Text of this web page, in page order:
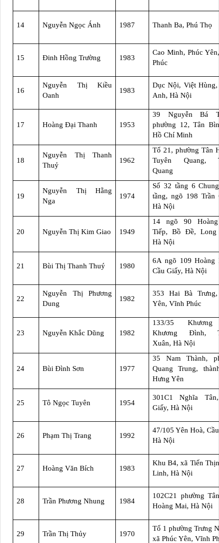
14 Nguyễn Ngọc Ánh 1987 Thanh Ba, Phú Thọ
15 Đinh Hồng Trường 1983
Cao Minh, Phúc
Phúc
16
Nguyễn Thị Kiều
Oanh
1983
Dục Nội, Việt
Anh, Hà Nội
17 Hoàng Đại Thanh 1953
39 Nguyễn Bá
phường 12, Tân
Hồ Chí Minh
18
Nguyễn Thị Thanh
Thuỷ
1962
Tổ 21, phường Tân
Tuyên Quang,
Quang
19
Nguyễn Thị Hằng
Nga
1974
Số 32 tầng 6
tầng, ngõ 198 Trần
Hà Nội
20 Nguyễn Thị Kim Giao 1949
14 ngõ 90
Tiếp, Bồ Đề, Long
Hà Nội
21 Bùi Thị Thanh Thuý 1980
6A ngõ 109 Hoàng
Cầu Giấy, Hà Nội
22
Nguyễn Thị Phương
Dung
1982
353 Hai Bà Trưng,
Yên, Vĩnh Phúc
23 Nguyễn Khắc Dũng 1982
133/35
Khương Đình,
Xuân, Hà Nội
24 Bùi Đình Sơn 1977
35 Nam Thành,
Quang Trung,
Hưng Yên
25 Tô Ngọc Tuyên 1954
301C1 Nghĩa
Giấy, Hà Nội
26 Phạm Thị Trang 1992
47/105 Yên Hoà,
Hà Nội
27 Hoàng Văn Bích 1983
Khu B4, xã Tiến
Linh, Hà Nội
28 Trần Phương Nhung 1984
102C21 phường
Hoàng Mai, Hà Nội
29 Trần Thị Thủy 1970
Tổ 1 phường Trưng
xã Phúc Yên, Vĩnh